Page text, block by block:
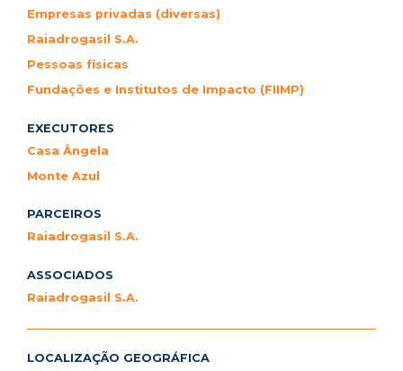
Empresas privadas (diversas)
Raiadrogasil S.A.
Pessoas físicas
Fundações e Institutos de Impacto (FIIMP)
EXECUTORES
Casa Ângela
Monte Azul
PARCEIROS
Raiadrogasil S.A.
ASSOCIADOS
Raiadrogasil S.A.
LOCALIZAÇÃO GEOGRÁFICA